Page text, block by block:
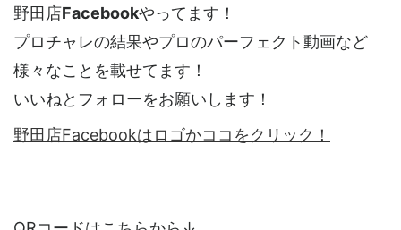
野田店Facebookやってます！
プロチャレの結果やプロのパーフェクト動画など
様々なことを載せてます！
いいねとフォローをお願いします！
野田店Facebookはロゴかココをクリック！